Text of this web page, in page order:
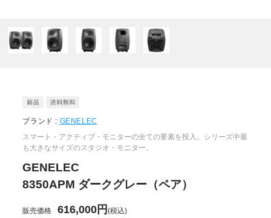
ブランド : GENELEC
スマート・アクティブ・モニターの全ての要素を投入。シリーズ中最
も大きなサイズのスタジオ・モニター。
GENELEC
8350APM ダークグレー（ペア）
販売価格 616,000円(税込)